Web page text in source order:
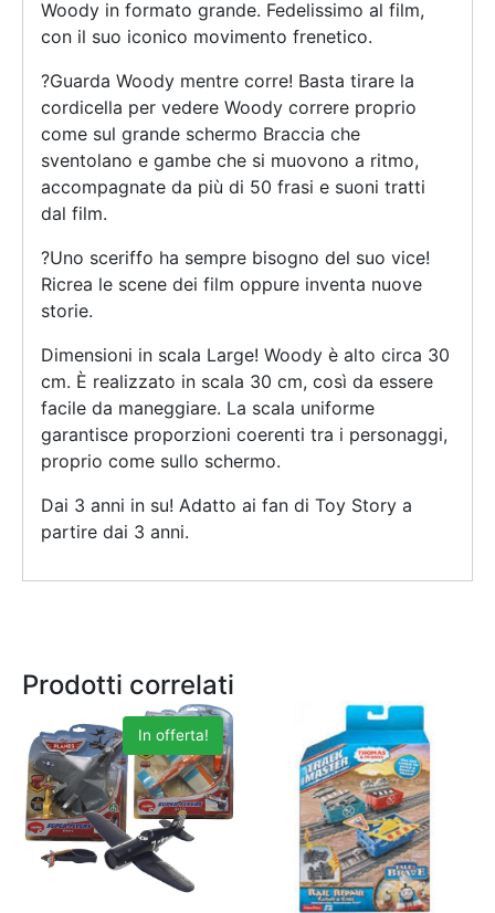
Woody in formato grande. Fedelissimo al film,
con il suo iconico movimento frenetico.
?Guarda Woody mentre corre! Basta tirare la
cordicella per vedere Woody correre proprio
come sul grande schermo Braccia che
sventolano e gambe che si muovono a ritmo,
accompagnate da più di 50 frasi e suoni tratti
dal film.
?Uno sceriffo ha sempre bisogno del suo vice!
Ricrea le scene dei film oppure inventa nuove
storie.
Dimensioni in scala Large! Woody è alto circa 30
cm. È realizzato in scala 30 cm, così da essere
facile da maneggiare. La scala uniforme
garantisce proporzioni coerenti tra i personaggi,
proprio come sullo schermo.
Dai 3 anni in su! Adatto ai fan di Toy Story a
partire dai 3 anni.
Prodotti correlati
In offerta!